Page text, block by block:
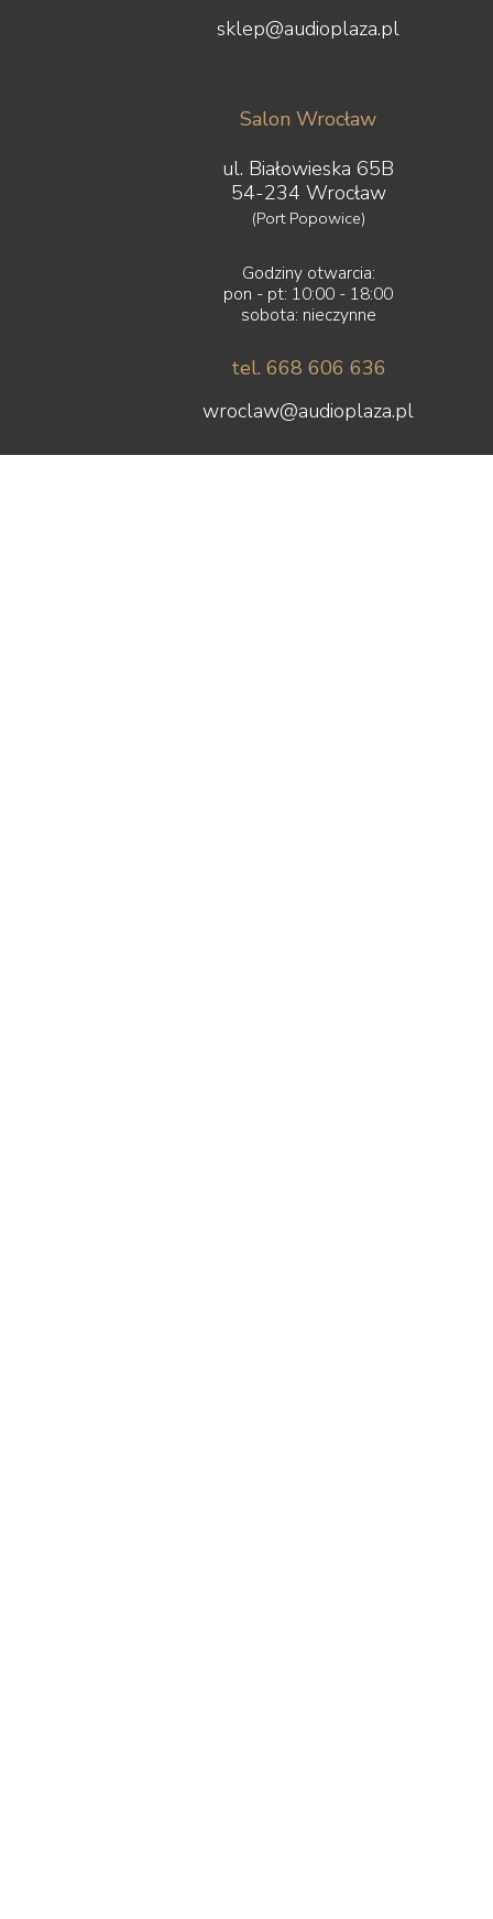
sklep@audioplaza.pl
Salon Wrocław
ul. Białowieska 65B
54-234 Wrocław
(Port Popowice)
Godziny otwarcia:
pon - pt: 10:00 - 18:00
sobota: nieczynne
tel. 668 606 636
wroclaw@audioplaza.pl